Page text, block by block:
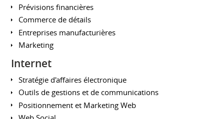
Prévisions financières
Commerce de détails
Entreprises manufacturières
Marketing
Internet
Stratégie d'affaires électronique
Outils de gestions et de communications
Positionnement et Marketing Web